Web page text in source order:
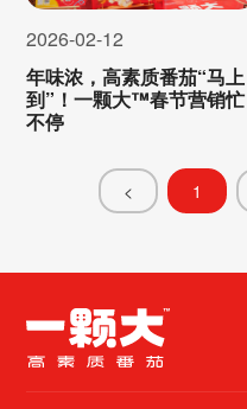
2026-02-12
年味浓，高素质番茄“马上
到”！一颗大™春节营销忙
不停
< 1